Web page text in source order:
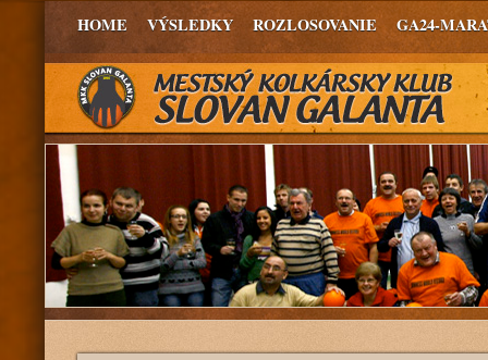
HOME VÝSLEDKY ROZLOSOVANIE GA24-